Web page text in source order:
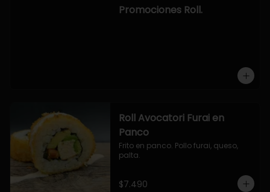
OPCION2:
- salmon, queso, palta, envuelto en
Promociones Roll.
Roll Avocatori Furai en
Panco
Frito en panco. Pollo furai, queso,
palta.
$7.490